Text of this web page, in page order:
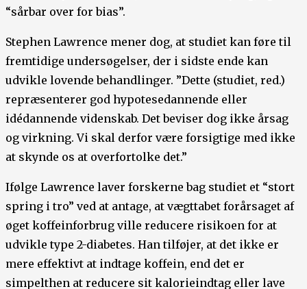
“sårbar over for bias”.
Stephen Lawrence mener dog, at studiet kan føre til
fremtidige undersøgelser, der i sidste ende kan
udvikle lovende behandlinger. ”Dette (studiet, red.)
repræsenterer god hypotesedannende eller
idédannende videnskab. Det beviser dog ikke årsag
og virkning. Vi skal derfor være forsigtige med ikke
at skynde os at overfortolke det.”
Ifølge Lawrence laver forskerne bag studiet et “stort
spring i tro” ved at antage, at vægttabet forårsaget af
øget koffeinforbrug ville reducere risikoen for at
udvikle type 2-diabetes. Han tilføjer, at det ikke er
mere effektivt at indtage koffein, end det er
simpelthen at reducere sit kalorieindtag eller lave